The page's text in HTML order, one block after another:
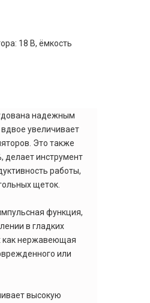
18 В, ёмкость
надежным
увеличивает
Это также
делает инструмент
работы,
щеток.
функция,
в гладких
как нержавеющая
или
высокую